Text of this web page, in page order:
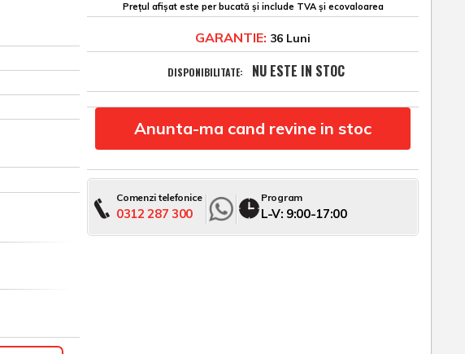
Prețul afișat este per bucată și include TVA și ecovaloarea
GARANTIE: 36 Luni
DISPONIBILITATE: NU ESTE IN STOC
Anunta-ma cand revine in stoc
Comenzi telefonice
0312 287 300
Program
L-V: 9:00-17:00